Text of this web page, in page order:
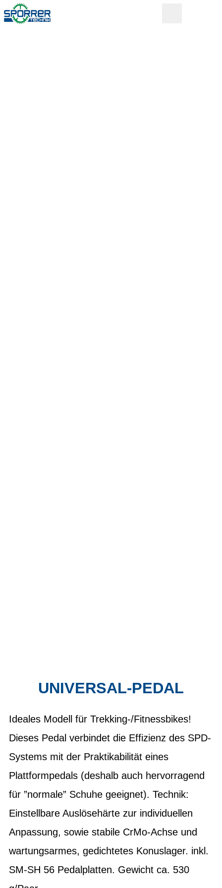
UNIVERSAL-PEDAL
Ideales Modell für Trekking-/Fitnessbikes!
Dieses Pedal verbindet die Effizienz des SPD-
Systems mit der Praktikabilität eines
Plattformpedals (deshalb auch hervorragend
für ”normale” Schuhe geeignet). Technik:
Einstellbare Auslösehärte zur individuellen
Anpassung, sowie stabile CrMo-Achse und
wartungsarmes, gedichtetes Konuslager. inkl.
SM-SH 56 Pedalplatten. Gewicht ca. 530